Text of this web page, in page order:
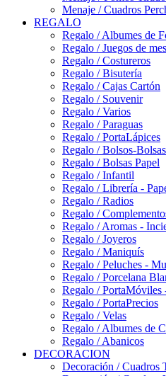
Menaje / Cuadros
REGALO
Regalo / Albumes de
Regalo / Juegos de
Regalo / Costureros
Regalo / Bisutería
Regalo / Cajas Cartón
Regalo / Souvenir
Regalo / Varios
Regalo / Paraguas
Regalo / PortaLápices
Regalo / Bolsos-
Regalo / Bolsas Papel
Regalo / Infantil
Regalo / Librería -
Regalo / Radios
Regalo /
Regalo / Aromas -
Regalo / Joyeros
Regalo / Maniquís
Regalo / Peluches -
Regalo / Porcelana
Regalo / PortaMóviles
Regalo / PortaPrecios
Regalo / Velas
Regalo / Albumes de
Regalo / Abanicos
DECORACION
Decoración / Cuadros